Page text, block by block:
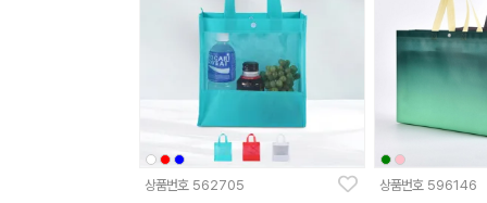
상품번호 562705 상품번호 596146